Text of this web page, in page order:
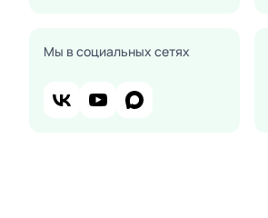
Мы в социальных сетях